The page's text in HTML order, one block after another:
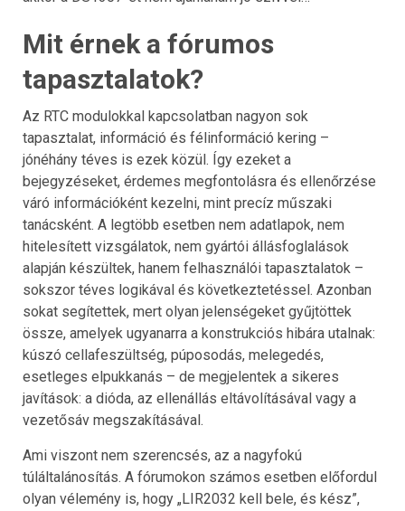
Mit érnek a fórumos
tapasztalatok?
Az RTC modulokkal kapcsolatban nagyon sok
tapasztalat, információ és félinformáció kering –
jónéhány téves is ezek közül. Így ezeket a
bejegyzéseket, érdemes megfontolásra és ellenőrzése
váró információként kezelni, mint precíz műszaki
tanácsként. A legtöbb esetben nem adatlapok, nem
hitelesített vizsgálatok, nem gyártói állásfoglalások
alapján készültek, hanem felhasználói tapasztalatok –
sokszor téves logikával és következtetéssel. Azonban
sokat segítettek, mert olyan jelenségeket gyűjtöttek
össze, amelyek ugyanarra a konstrukciós hibára utalnak:
kúszó cellafeszültség, púposodás, melegedés,
esetleges elpukkanás – de megjelentek a sikeres
javítások: a dióda, az ellenállás eltávolításával vagy a
vezetősáv megszakításával.
Ami viszont nem szerencsés, az a nagyfokú
túláltalánosítás. A fórumokon számos esetben előfordul
olyan vélemény is, hogy „LIR2032 kell bele, és kész”,